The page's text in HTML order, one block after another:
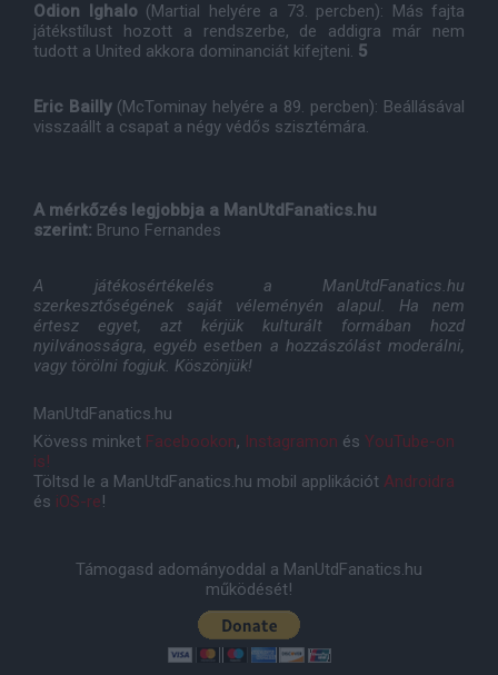
Odion Ighalo (Martial helyére a 73. percben): Más fajta
játékstílust hozott a rendszerbe, de addigra már nem
tudott a United akkora dominanciát kifejteni. 5
Eric Bailly (McTominay helyére a 89. percben): Beállásával
visszaállt a csapat a négy védős szisztémára.
A mérkőzés legjobbja a ManUtdFanatics.hu
szerint: Bruno Fernandes
A játékosértékelés a ManUtdFanatics.hu
szerkesztőségének saját véleményén alapul. Ha nem
értesz egyet, azt kérjük kulturált formában hozd
nyilvánosságra, egyéb esetben a hozzászólást moderálni,
vagy törölni fogjuk. Köszönjük!
ManUtdFanatics.hu
Kövess minket Facebookon, Instagramon és YouTube-on
is!
Töltsd le a ManUtdFanatics.hu mobil applikációt Androidra
és iOS-re!
Támogasd adományoddal a ManUtdFanatics.hu
működését!